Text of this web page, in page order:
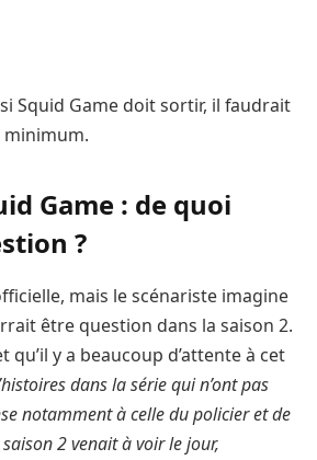
Squid Game doit sortir, il faudrait
minimum.
Game : de quoi
?
mais le scénariste imagine
être question dans la saison 2.
y a beaucoup d’attente à cet
dans la série qui n’ont pas
notamment à celle du policier et de
2 venait à voir le jour,